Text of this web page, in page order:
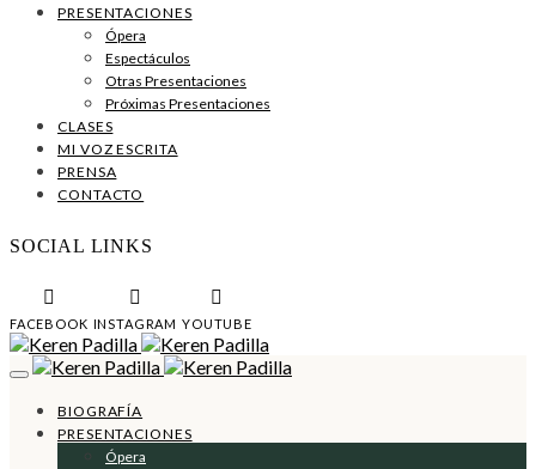
PRESENTACIONES
Ópera
Espectáculos
Otras Presentaciones
Próximas Presentaciones
CLASES
MI VOZ ESCRITA
PRENSA
CONTACTO
SOCIAL LINKS
FACEBOOK INSTAGRAM YOUTUBE
BIOGRAFÍA
PRESENTACIONES
Ópera